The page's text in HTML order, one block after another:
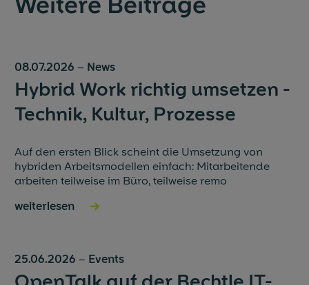
Weitere Beiträge
08.07.2026 – News
Hybrid Work richtig umsetzen -
Technik, Kultur, Prozesse
Auf den ersten Blick scheint die Umsetzung von
hybriden Arbeitsmodellen einfach: Mitarbeitende
arbeiten teilweise im Büro, teilweise remo
weiterlesen →
25.06.2026 – Events